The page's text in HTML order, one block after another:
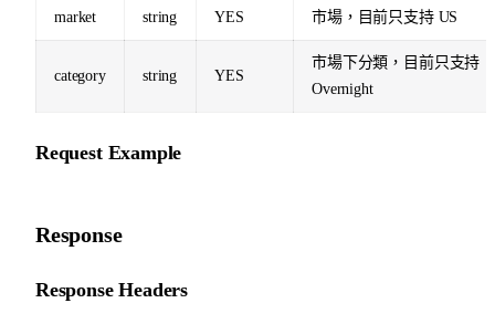
market string YES 市場，目前只支持 US
category string YES
市場下分類，目前只支持
Overnight
Request Example
Response
Response Headers